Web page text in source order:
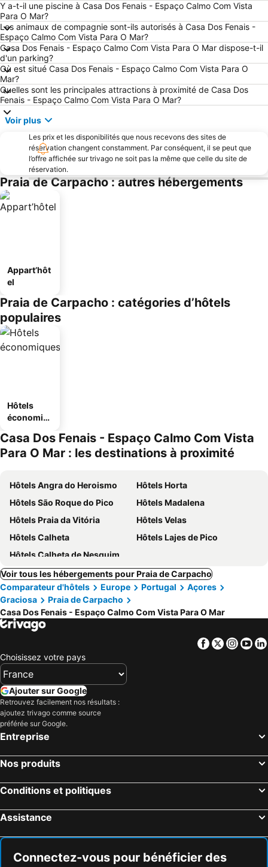
Y a-t-il une piscine à Casa Dos Fenais - Espaço Calmo Com Vista
Para O Mar?
Les animaux de compagnie sont-ils autorisés à Casa Dos Fenais -
Espaço Calmo Com Vista Para O Mar?
Casa Dos Fenais - Espaço Calmo Com Vista Para O Mar dispose-t-il
d'un parking?
Où est situé Casa Dos Fenais - Espaço Calmo Com Vista Para O
Mar?
Quelles sont les principales attractions à proximité de Casa Dos
Fenais - Espaço Calmo Com Vista Para O Mar?
Voir plus
Les prix et les disponibilités que nous recevons des sites de
réservation changent constamment. Par conséquent, il se peut que
l’offre affichée sur trivago ne soit pas la même que celle du site de
réservation.
Praia de Carpacho : autres hébergements
Appart’hôt
el
Praia de Carpacho : catégories d’hôtels
populaires
Hôtels
économiq
Casa Dos Fenais - Espaço Calmo Com Vista
Para O Mar : les destinations à proximité
Hôtels Angra do Heroismo
Hôtels Horta
Hôtels São Roque do Pico
Hôtels Madalena
Hôtels Praia da Vitória
Hôtels Velas
Hôtels Calheta
Hôtels Lajes de Pico
Hôtels Calheta de Nesquim
Voir tous les hébergements pour Praia de Carpacho
Comparateur d'hôtels
Europe Portugal
Açores
Graciosa
Praia de Carpacho
Casa Dos Fenais - Espaço Calmo Com Vista Para O Mar
Facebook
Twitter
Choisissez votre pays
Ajouter sur Google
Retrouvez facilement nos résultats :
ajoutez trivago comme source
préférée sur Google.
Entreprise
Nos produits
Conditions et politiques
Assistance
Connectez-vous pour bénéficier des